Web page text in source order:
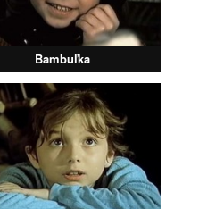
Bambuľka